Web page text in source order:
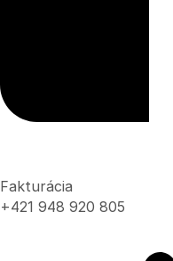
Fakturácia
+421 948 920 805